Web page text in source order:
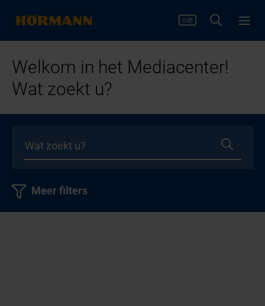
Welkom in het Mediacenter!
Wat zoekt u?
Meer filters